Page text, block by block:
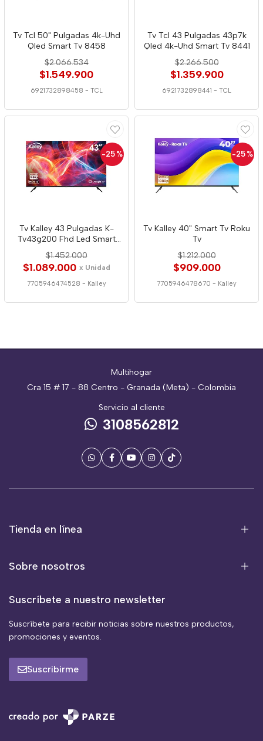
Tv Tcl 50" Pulgadas 4k-Uhd
Qled Smart Tv 8458
$2.066.534
$1.549.900
6921732898458 - TCL
Tv Tcl 43 Pulgadas 43p7k
Qled 4k-Uhd Smart Tv 8441
$2.266.500
$1.359.900
6921732898441 - TCL
-25 %
Tv Kalley 43 Pulgadas K-
Tv43g200 Fhd Led Smart
Google 4528
$1.452.000
$1.089.000 x Unidad
7705946474528 - Kalley
-25 %
Tv Kalley 40" Smart Tv Roku
Tv
$1.212.000
$909.000
7705946478670 - Kalley
Multihogar
Cra 15 # 17 - 88 Centro - Granada (Meta) - Colombia
Servicio al cliente
3108562812
Tienda en línea
Sobre nosotros
Suscríbete a nuestro newsletter
Suscríbete para recibir noticias sobre nuestros productos,
promociones y eventos.
Suscribirme